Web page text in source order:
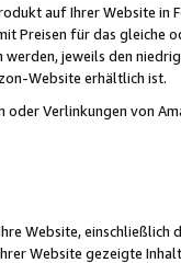
auf Ihrer Website
Preisen für das
jeweils den
Website erhältlich ist.
Verlinkungen von
Website,
Website gezeigte